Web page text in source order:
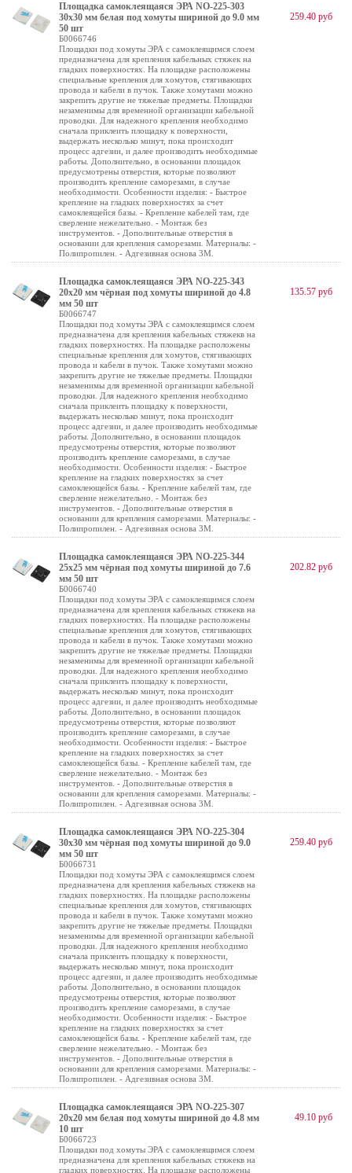
Площадка самоклеящаяся ЭРА NO-225-303
30х30 мм белая под хомуты шириной до 9.0 мм
50 шт
Б0066746
Площадки под хомуты ЭРА с самоклеящимся слоем
предназначена для крепления кабельных стяжек на
гладких поверхностях. На площадке расположены
специальные крепления для хомутов, стягивающих
провода и кабели в пучок. Также хомутами можно
закрепить другие не тяжелые предметы. Площадки
незаменимы для временной организации кабельной
проводки. Для надежного крепления необходимо
сначала приклеить площадку к поверхности,
выдержать несколько минут, пока происходит
процесс адгезии, и далее производить необходимые
работы. Дополнительно, в основании площадок
предусмотрены отверстия, которые позволяют
производить крепление саморезами, в случае
необходимости. Особенности изделия: - Быстрое
крепление на гладких поверхностях за счет
самоклеящейся базы. - Крепление кабелей там, где
сверление нежелательно. - Монтаж без
инструментов. - Дополнительные отверстия в
основании для крепления саморезами. Материалы: -
Полипропилен. - Адгезивная основа 3М.
259.40 руб
Площадка самоклеящаяся ЭРА NO-225-343
20х20 мм чёрная под хомуты шириной до 4.8
мм 50 шт
Б0066747
Площадки под хомуты ЭРА с самоклеящимся слоем
предназначена для крепления кабельных стяжекв на
гладких поверхностях. На площадке расположены
специальные крепления для хомутов, стягивающих
провода и кабели в пучок. Также хомутами можно
закрепить другие не тяжелые предметы. Площадки
незаменимы для временной организации кабельной
проводки. Для надежного крепления необходимо
сначала приклеить площадку к поверхности,
выдержать несколько минут, пока происходит
процесс адгезии, и далее производить необходимые
работы. Дополнительно, в основании площадок
предусмотрены отверстия, которые позволяют
производить крепление саморезами, в случае
необходимости. Особенности изделия: - Быстрое
крепление на гладких поверхностях за счет
самоклеющейся базы. - Крепление кабелей там, где
сверление нежелательно. - Монтаж без
инструментов. - Дополнительные отверстия в
основании для крепления саморезами. Материалы: -
Полипропилен. - Адгезивная основа 3М.
135.57 руб
Площадка самоклеящаяся ЭРА NO-225-344
25х25 мм чёрная под хомуты шириной до 7.6
мм 50 шт
Б0066740
Площадки под хомуты ЭРА с самоклеящимся слоем
предназначена для крепления кабельных стяжекв на
гладких поверхностях. На площадке расположены
специальные крепления для хомутов, стягивающих
провода и кабели в пучок. Также хомутами можно
закрепить другие не тяжелые предметы. Площадки
незаменимы для временной организации кабельной
проводки. Для надежного крепления необходимо
сначала приклеить площадку к поверхности,
выдержать несколько минут, пока происходит
процесс адгезии, и далее производить необходимые
работы. Дополнительно, в основании площадок
предусмотрены отверстия, которые позволяют
производить крепление саморезами, в случае
необходимости. Особенности изделия: - Быстрое
крепление на гладких поверхностях за счет
самоклеющейся базы. - Крепление кабелей там, где
сверление нежелательно. - Монтаж без
инструментов. - Дополнительные отверстия в
основании для крепления саморезами. Материалы: -
Полипропилен. - Адгезивная основа 3М.
202.82 руб
Площадка самоклеящаяся ЭРА NO-225-304
30х30 мм чёрная под хомуты шириной до 9.0
мм 50 шт
Б0066731
Площадки под хомуты ЭРА с самоклеящимся слоем
предназначена для крепления кабельных стяжекв на
гладких поверхностях. На площадке расположены
специальные крепления для хомутов, стягивающих
провода и кабели в пучок. Также хомутами можно
закрепить другие не тяжелые предметы. Площадки
незаменимы для временной организации кабельной
проводки. Для надежного крепления необходимо
сначала приклеить площадку к поверхности,
выдержать несколько минут, пока происходит
процесс адгезии, и далее производить необходимые
работы. Дополнительно, в основании площадок
предусмотрены отверстия, которые позволяют
производить крепление саморезами, в случае
необходимости. Особенности изделия: - Быстрое
крепление на гладких поверхностях за счет
самоклеющейся базы. - Крепление кабелей там, где
сверление нежелательно. - Монтаж без
инструментов. - Дополнительные отверстия в
основании для крепления саморезами. Материалы: -
Полипропилен. - Адгезивная основа 3М.
259.40 руб
Площадка самоклеящаяся ЭРА NO-225-307
20х20 мм белая под хомуты шириной до 4.8 мм
10 шт
Б0066723
Площадки под хомуты ЭРА с самоклеящимся слоем
предназначена для крепления кабельных стяжекв на
гладких поверхностях. На площадке расположены
49.10 руб